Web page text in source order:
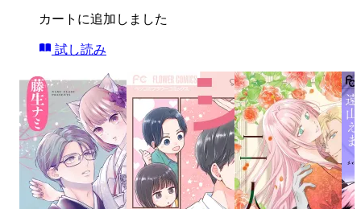
カートに追加しました
試し読み